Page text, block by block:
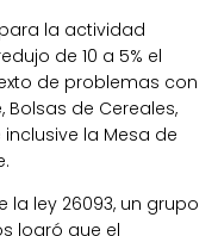
la actividad
de 10 a 5% el
de problemas con
de Cereales,
la Mesa de
ley 26093, un grupo
logró que el